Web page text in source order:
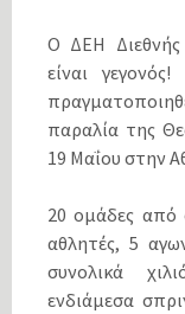
Ο ΔΕΗ Διεθνής
είναι
παραλία της
19 Μαΐου στην
20 ομάδες από
αθλητές, 5
συνολικά
ενδιάμεσα